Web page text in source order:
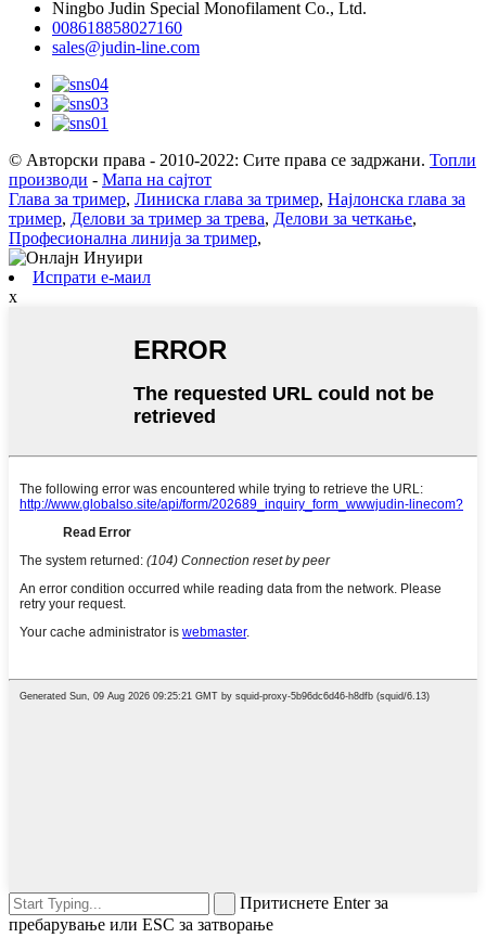
Ningbo Judin Special Monofilament Co., Ltd.
008618858027160
sales@judin-line.com
© Авторски права - 2010-2022: Сите права се задржани. Топли
производи - Мапа на сајтот
Глава за тример, Линиска глава за тример, Најлонска глава за
тример, Делови за тример за трева, Делови за четкање,
Професионална линија за тример,
Испрати е-маил
x
Притиснете Enter за
пребарување или ESC за затворање